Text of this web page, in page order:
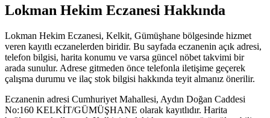
Lokman Hekim Eczanesi Hakkında
Lokman Hekim Eczanesi, Kelkit, Gümüşhane bölgesinde hizmet
veren kayıtlı eczanelerden biridir. Bu sayfada eczanenin açık adresi,
telefon bilgisi, harita konumu ve varsa güncel nöbet takvimi bir
arada sunulur. Adrese gitmeden önce telefonla iletişime geçerek
çalışma durumu ve ilaç stok bilgisi hakkında teyit almanız önerilir.
Eczanenin adresi Cumhuriyet Mahallesi, Aydın Doğan Caddesi
No:160 KELKİT/GÜMÜŞHANE olarak kayıtlıdır. Harita